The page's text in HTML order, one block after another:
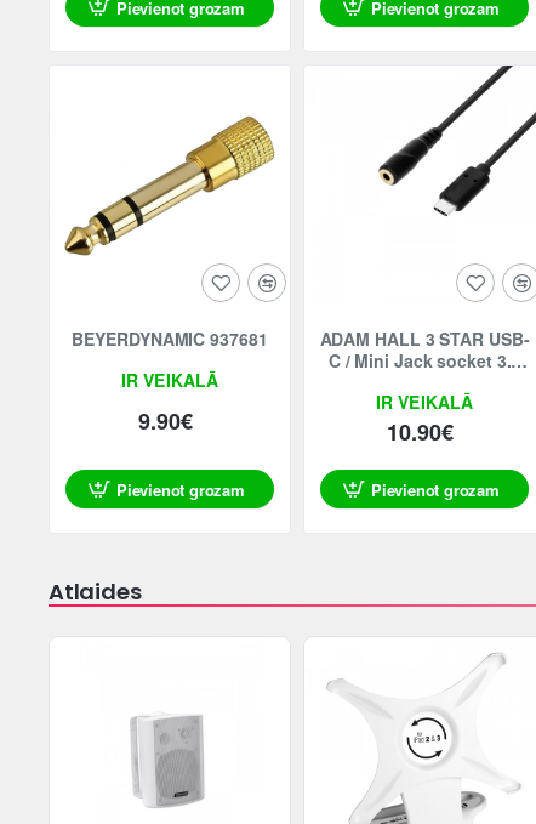
Pievienot grozam
IR VEIKALĀ
BEYERDYNAMIC 937681
9.90€
Pievienot grozam
Pievienot grozam
IR VEIKALĀ
ADAM HALL 3 STAR USB-
C / Mini Jack socket 3.5
10.90€
Pievienot grozam
Atlaides